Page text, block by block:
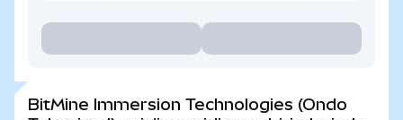
BitMine Immersion Technologies (Ondo